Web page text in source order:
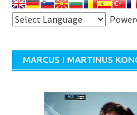
MARCUS I MARTINUS